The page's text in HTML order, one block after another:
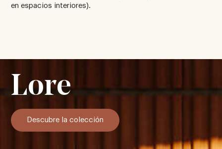
en espacios interiores).
Lore
Descubre la colección